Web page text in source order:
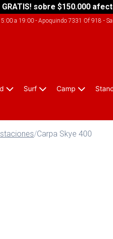
GRATIS! sobre $150.000
a 19:00- Apoquindo 7331 Of 918 -
Surf Camp
/Carpa Skye 400